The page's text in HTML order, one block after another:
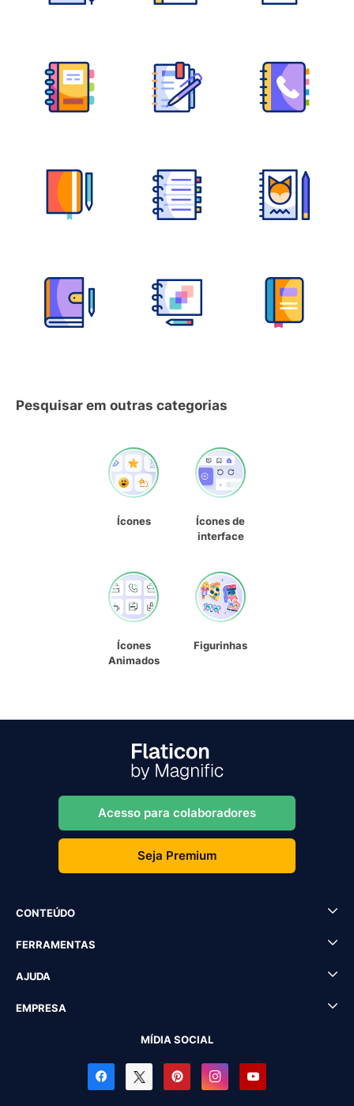
Pesquisar em outras categorias
Ícones
Ícones de
interface
Ícones
Animados
Figurinhas
Acesso para colaboradores
Seja Premium
CONTEÚDO
FERRAMENTAS
AJUDA
EMPRESA
MÍDIA SOCIAL